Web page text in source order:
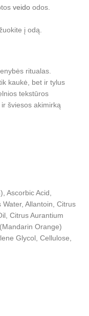
veido odos.
į odą.
ritualas.
kaukė, bet ir tylus
tekstūros
šviesos akimirką
Ascorbic Acid,
Allantoin, Citrus
Citrus Aurantium
Orange)
Glycol, Cellulose,